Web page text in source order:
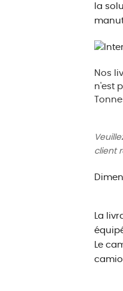
la
Nos
n'est
client
La
Le